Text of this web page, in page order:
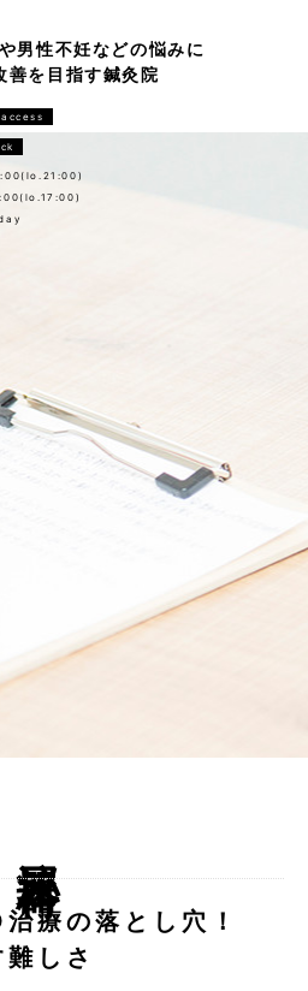
男性不妊などの悩みに
善を目指す鍼灸院
access
療の落とし穴！
しさ